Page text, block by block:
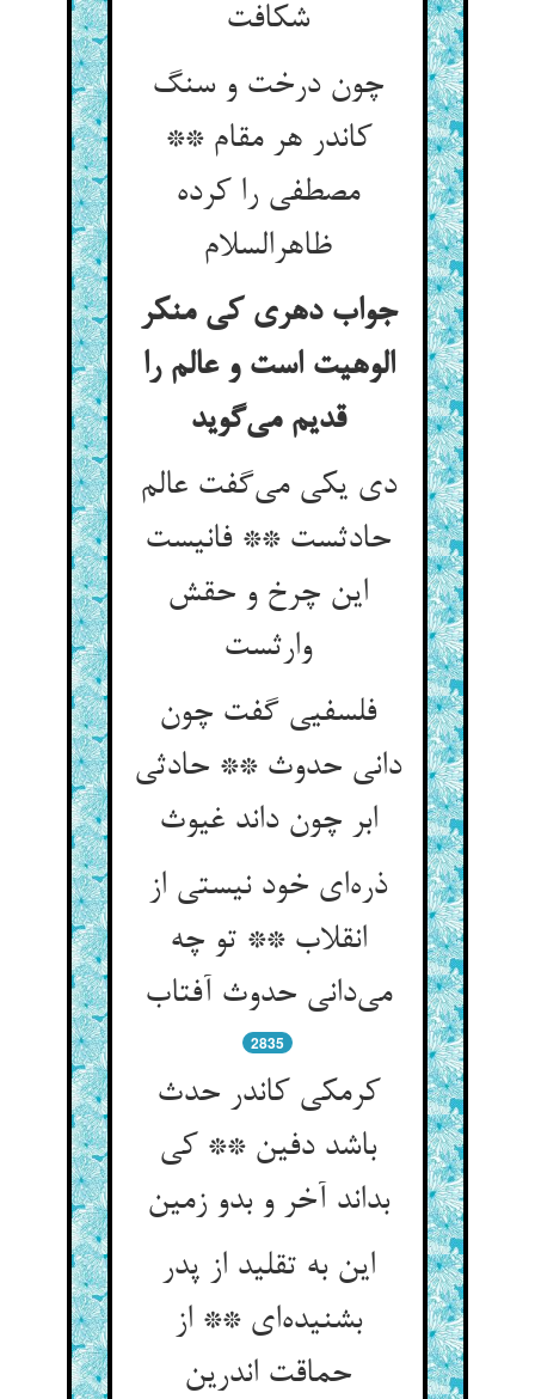
شکافت
چون درخت و سنگ
کاندر هر مقام **
مصطفی را کرده
ظاهرالسلام
جواب دهری کی منکر
الوهیت است و عالم را
قدیم می‌گوید
دی یکی می‌گفت عالم
حادثست ** فانیست
این چرخ و حقش
وارثست
فلسفیی گفت چون
دانی حدوث ** حادثی
ابر چون داند غیوث
ذره‌ای خود نیستی از
انقلاب ** تو چه
می‌دانی حدوث آفتاب
2835
کرمکی کاندر حدث
باشد دفین ** کی
بداند آخر و بدو زمین
این به تقلید از پدر
بشنیده‌ای ** از
حماقت اندرین